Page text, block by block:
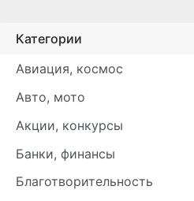
Категории
Авиация, космос
Авто, мото
Акции, конкурсы
Банки, финансы
Благотворительность